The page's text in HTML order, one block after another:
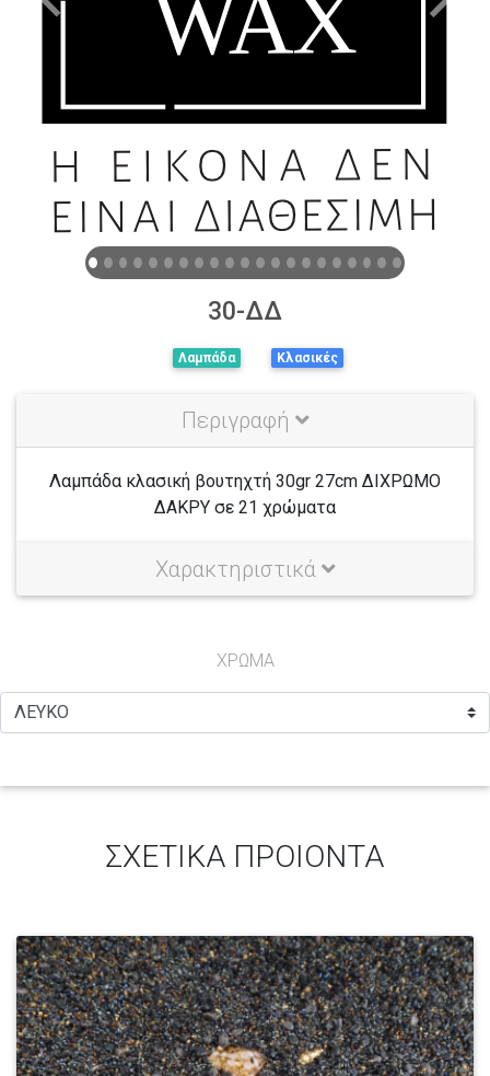
Previous Next
30-ΔΔ
Λαμπάδα Κλασικές
Περιγραφή
Λαμπάδα κλασική βουτηχτή 30gr 27cm ΔΙΧΡΩΜΟ
ΔΑΚΡΥ σε 21 χρώματα
Χαρακτηριστικά
ΧΡΩΜΑ
ΣΧΕΤΙΚΑ ΠΡΟΙΟΝΤΑ